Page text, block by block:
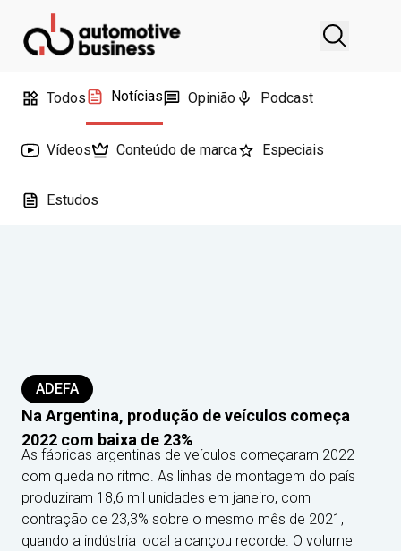
Todos Notícias Opinião Podcast
Vídeos Conteúdo de marca Especiais
Estudos
ADEFA
Na Argentina, produção de veículos começa
2022 com baixa de 23%
As fábricas argentinas de veículos começaram 2022
com queda no ritmo. As linhas de montagem do país
produziram 18,6 mil unidades em janeiro, com
contração de 23,3% sobre o mesmo mês de 2021,
quando a indústria local alcançou recorde. O volume